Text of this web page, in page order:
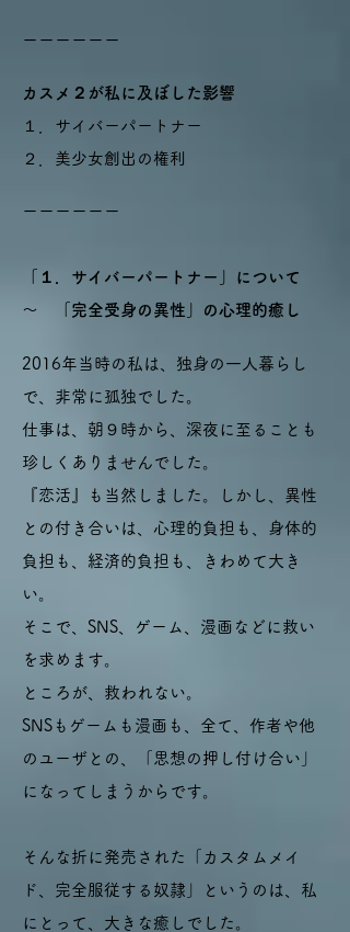
ーーーーーー​
カスメ２が私に及ぼした影響
１．サイバーパートナー
２．美少女創出の権利
ーーーーーー​
「１．サイバーパートナー」について
～ 「完全受身の異性」の心理的癒し
2016年当時の私は、独身の一人暮らし
で、非常に孤独でした。
仕事は、朝９時から、深夜に至ることも
珍しくありませんでした。
『恋活』も当然しました。
しかし、異性
との付き合いは、心理的負担も、身体的
負担も、経済的負担も、きわめて大き
い。
そこで、SNS、ゲーム、漫画などに救い
を求めます。
ところが、救われない。
SNSもゲームも漫画も、全て、作者や他
のユーザとの、「思想の押し付け合い」
になってしまうからです。
そんな折に発売された「カスタムメイ
ド、完全服従する奴隷」というのは、私
にとって、大きな癒しでした。